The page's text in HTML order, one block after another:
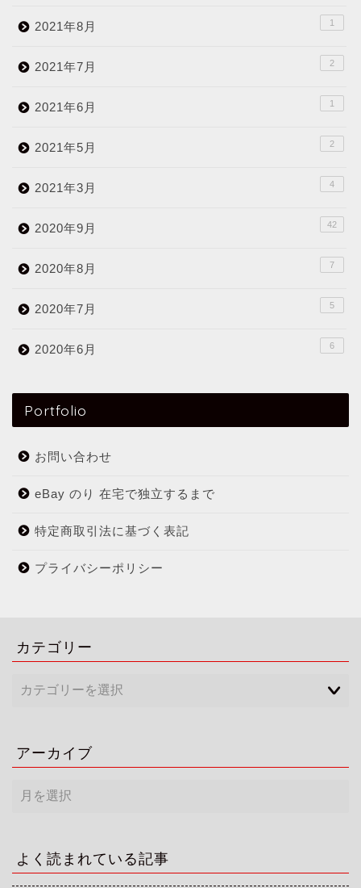
2021年8月 1
2021年7月 2
2021年6月 1
2021年5月 2
2021年3月 4
2020年9月 42
2020年8月 7
2020年7月 5
2020年6月 6
Portfolio
お問い合わせ
eBay のり 在宅で独立するまで
特定商取引法に基づく表記
プライバシーポリシー
カテゴリー
アーカイブ
ー
ブ
よく読まれている記事